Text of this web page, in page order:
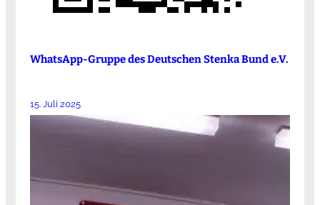
WhatsApp-Gruppe des Deutschen Stenka Bund e.V.
15. Juli 2025